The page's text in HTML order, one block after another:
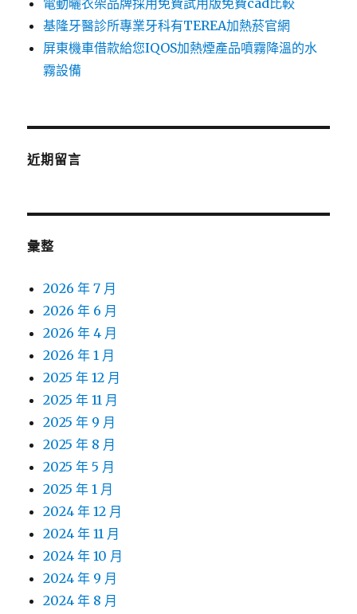
電動曬衣架品牌採用免費試用版免費cad比較
基隆牙醫診所專業牙科有TEREA加熱菸官網
屏東機車借款給您IQOS加熱煙產品噴霧降溫的水
霧設備
近期留言
彙整
2026 年 7 月
2026 年 6 月
2026 年 4 月
2026 年 1 月
2025 年 12 月
2025 年 11 月
2025 年 9 月
2025 年 8 月
2025 年 5 月
2025 年 1 月
2024 年 12 月
2024 年 11 月
2024 年 10 月
2024 年 9 月
2024 年 8 月